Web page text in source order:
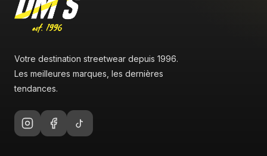
Votre destination streetwear depuis 1996.
Les meilleures marques, les dernières
tendances.